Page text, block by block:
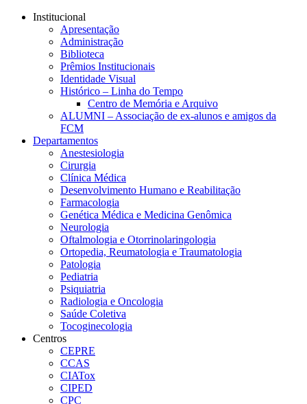
Conteúdo principal
Institucional
Apresentação
Administração
Biblioteca
Prêmios Institucionais
Identidade Visual
Histórico – Linha do Tempo
Centro de Memória e Arquivo
ALUMNI – Associação de ex-alunos e amigos da
FCM
Departamentos
Anestesiologia
Cirurgia
Clínica Médica
Desenvolvimento Humano e Reabilitação
Farmacologia
Genética Médica e Medicina Genômica
Neurologia
Oftalmologia e Otorrinolaringologia
Ortopedia, Reumatologia e Traumatologia
Patologia
Pediatria
Psiquiatria
Radiologia e Oncologia
Saúde Coletiva
Tocoginecologia
Centros
CEPRE
CCAS
CIATox
CIPED
CPC